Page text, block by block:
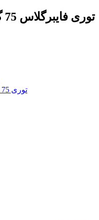
توری فایبرگلاس 75 گرمی با چشمه های 4*4